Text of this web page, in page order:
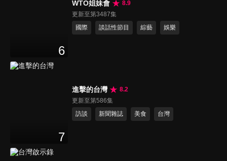
6
WTO姐妹會
8.9
更新至第3487集
國際
談話性節目 綜藝 娛樂
7
進擊的台灣
8.2
更新至第586集
訪談
新聞雜誌 美食 台灣